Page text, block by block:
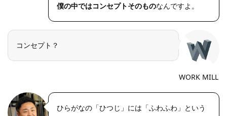
僕の中ではコンセプトそのものなんですよ。
コンセプト？
WORK MILL
ひらがなの「ひつじ」には「ふわふわ」という